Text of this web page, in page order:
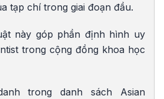
tạp chí trong giai đoạn đầu.
này góp phần định hình uy
trong cộng đồng khoa học
trong danh sách Asian